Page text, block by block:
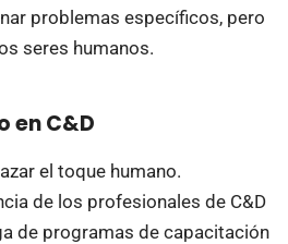
problemas específicos, pero
seres humanos.
en C&D
el toque humano.
de los profesionales de C&D
de programas de capacitación